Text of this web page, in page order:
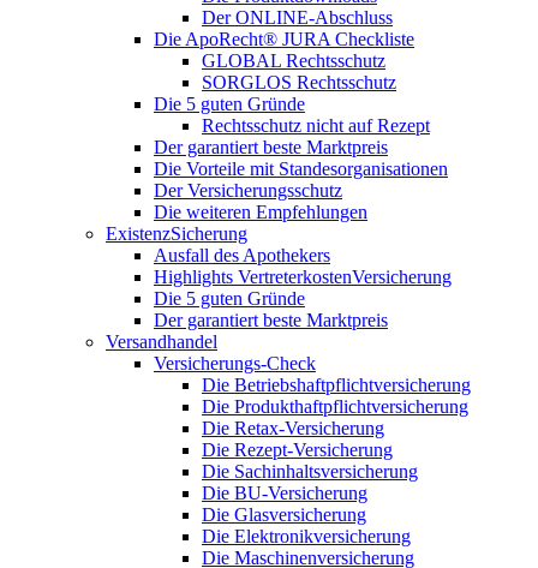
Der ONLINE-Abschluss
Die ApoRecht® JURA Checkliste
GLOBAL Rechtsschutz
SORGLOS Rechtsschutz
Die 5 guten Gründe
Rechtsschutz nicht auf Rezept
Der garantiert beste Marktpreis
Die Vorteile mit Standesorganisationen
Der Versicherungsschutz
Die weiteren Empfehlungen
ExistenzSicherung
Ausfall des Apothekers
Highlights VertreterkostenVersicherung
Die 5 guten Gründe
Der garantiert beste Marktpreis
Versandhandel
Versicherungs-Check
Die Betriebshaftpflichtversicherung
Die Produkthaftpflichtversicherung
Die Retax-Versicherung
Die Rezept-Versicherung
Die Sachinhaltsversicherung
Die BU-Versicherung
Die Glasversicherung
Die Elektronikversicherung
Die Maschinenversicherung